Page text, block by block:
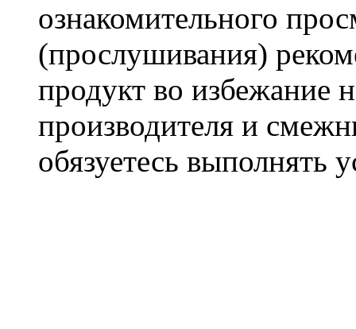
ознакомительного
(прослушивания)
продукт во избежание
производителя и
обязуетесь выполнять